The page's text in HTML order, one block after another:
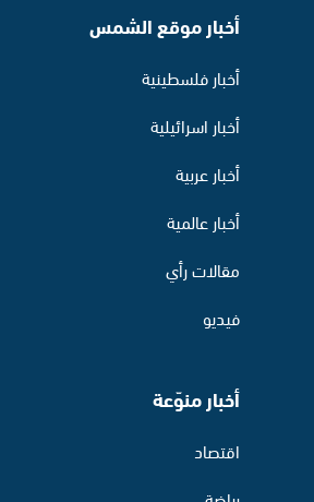
أخبار موقع الشمس
أخبار فلسطينية
أخبار اسرائيلية
أخبار عربية
أخبار عالمية
مقالات رأي
فيديو
أخبار منوّعة
اقتصاد